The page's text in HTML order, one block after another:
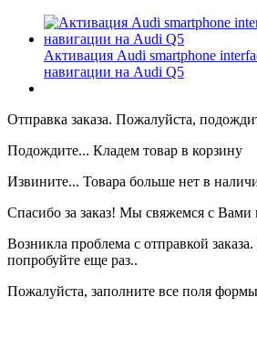
Активация Audi smartphone
навигации на Audi Q5
Отправка заказа. Пожалуйста,
Подождите... Кладем товар в корзину
Извините... Товара больше нет в
Спасибо за заказ! Мы свяжемся с
Возникла проблема с отправкой
попробуйте еще раз..
Пожалуйста, заполните все поля